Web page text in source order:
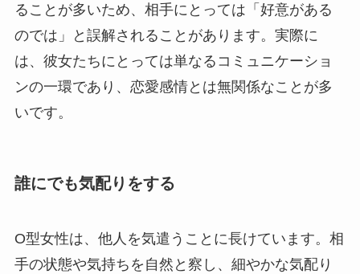
ることが多いため、相手にとっては「好意がある
のでは」と誤解されることがあります。実際に
は、彼女たちにとっては単なるコミュニケーショ
ンの一環であり、恋愛感情とは無関係なことが多
いです。
誰にでも気配りをする
O型女性は、他人を気遣うことに長けています。相
手の状態や気持ちを自然と察し、細やかな気配り